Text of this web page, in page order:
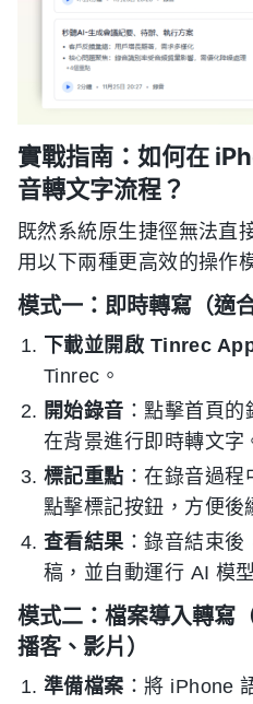
實戰指南：如何在
音轉文字流程？
既然系統原生捷徑無法直
用以下兩種更高效的操作
模式一：即時轉寫（適
下載並開啟 Tinrec
Tinrec。
開始錄音 ：點擊首頁
在背景進行即時轉文字
標記重點 ：在錄音過
點擊標記按鈕，方便後
查看結果：錄音結束後
稿，並自動運行 AI 模
模式二：檔案導入轉寫
播客、影片）
準備檔案 ：將 iPhone